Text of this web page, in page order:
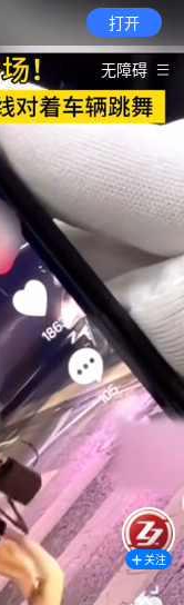
打开
无障碍
关注